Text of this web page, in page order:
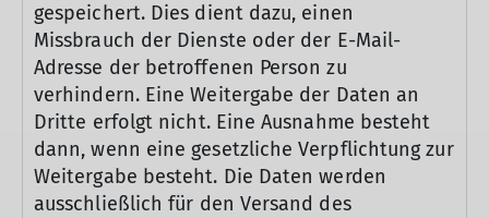
gespeichert. Dies dient dazu, einen
Missbrauch der Dienste oder der E-Mail-
Adresse der betroffenen Person zu
verhindern. Eine Weitergabe der Daten an
Dritte erfolgt nicht. Eine Ausnahme besteht
dann, wenn eine gesetzliche Verpflichtung zur
Weitergabe besteht. Die Daten werden
ausschließlich für den Versand des